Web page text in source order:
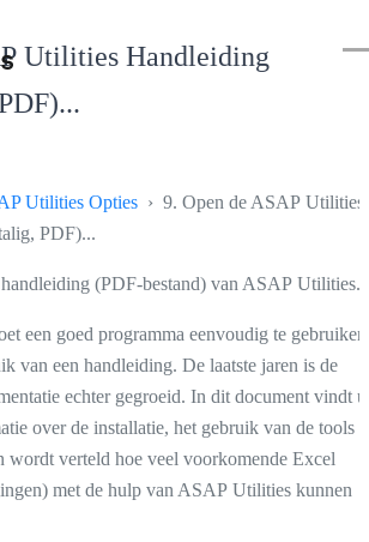
Utilities Handleiding
Utilities Opties › 9. Open de ASAP Utilities
PDF)...
(PDF-bestand) van ASAP Utilities.
een goed programma eenvoudig te gebruiken
van een handleiding. De laatste jaren is de
echter gegroeid. In dit document vindt u
over de installatie, het gebruik van de tools
wordt verteld hoe veel voorkomende Excel
met de hulp van ASAP Utilities kunnen